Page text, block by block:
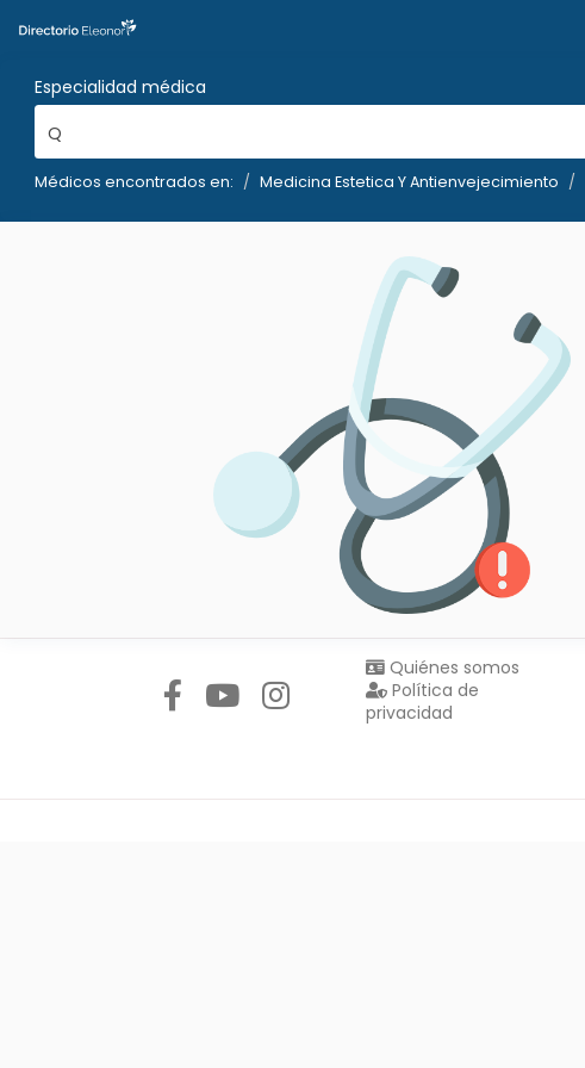
Especialidad médica
Q
Médicos encontrados en: Medicina Estetica Y Antienvejecimiento
Quiénes somos
Política de
privacidad